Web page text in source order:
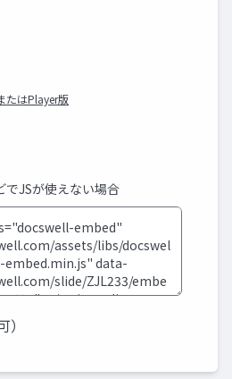
たはPlayer版
でJSが使えない場合